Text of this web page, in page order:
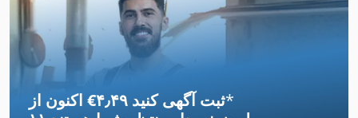
اکنون از ‎€۴٫۴۹ ثبت آگهی کنید*